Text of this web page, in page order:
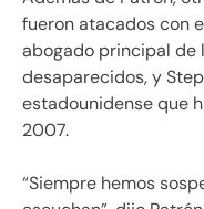
fueron atacados con
abogado principal de
desaparecidos, y
estadounidense que
2007.
“Siempre hemos